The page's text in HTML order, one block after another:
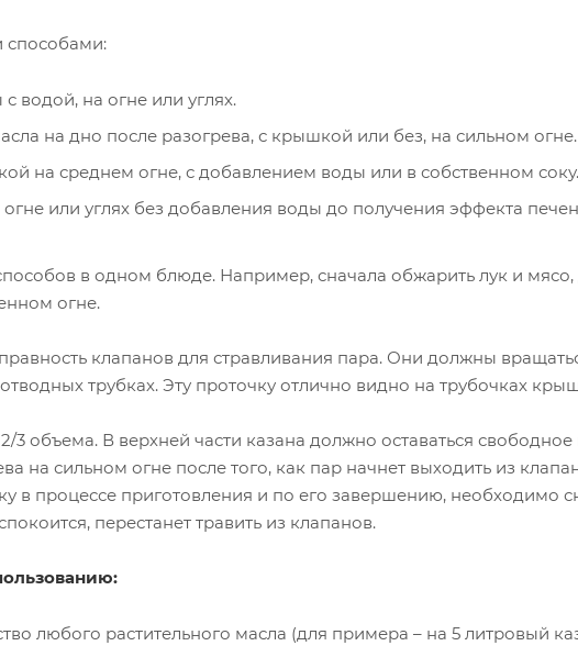
способами:
водой, на огне или углях.
на дно после разогрева, с крышкой или без, на сильном огне.
на среднем огне, с добавлением воды или в собственном соку.
или углях без добавления воды до получения эффекта
в одном блюде. Например, сначала обжарить лук и мясо,
огне.
клапанов для стравливания пара. Они должны
трубках. Эту проточку отлично видно на трубочках
объема. В верхней части казана должно оставаться
на сильном огне после того, как пар начнет выходить из
процессе приготовления и по его завершению, необходимо
перестанет травить из клапанов.
любого растительного масла (для примера – на 5 литровый